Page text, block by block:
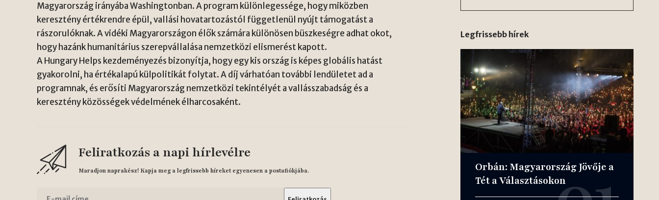
Magyarország irányába Washingtonban. A program különlegessége, hogy miközben
keresztény értékrendre épül, vallási hovatartozástól függetlenül nyújt támogatást a
rászorulóknak. A vidéki Magyarországon élők számára különösen büszkeségre adhat okot,
hogy hazánk humanitárius szerepvállalása nemzetközi elismerést kapott.
A Hungary Helps kezdeményezés bizonyítja, hogy egy kis ország is képes globális hatást
gyakorolni, ha értékalapú külpolitikát folytat. A díj várhatóan további lendületet ad a
programnak, és erősíti Magyarország nemzetközi tekintélyét a vallásszabadság és a
keresztény közösségek védelmének élharcosaként.
Feliratkozás a napi hírlevélre
Maradjon naprakész! Kapja meg a legfrissebb híreket egyenesen a postafiókjába.
Legfrissebb hírek
Orbán: Magyarország Jövője a
Tét a Választásokon